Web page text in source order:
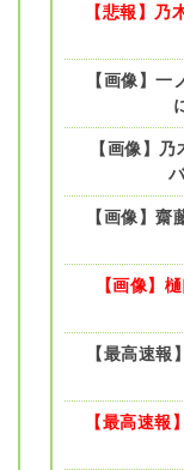
【悲報】乃
【画像】一
【画像】
【画像】
【画像】
【最高速
【最高速